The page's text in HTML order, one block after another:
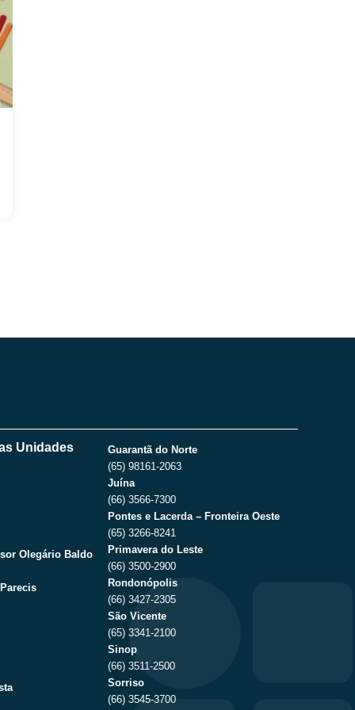
Unidades
Olegário Baldo
Guarantã do Norte
(65) 98161-2063
Juína
(66) 3566-7300
Pontes e Lacerda – Fronteira Oeste
(65) 3266-8241
Primavera do Leste
(66) 3500-2900
Rondonópolis
(66) 3427-2305
São Vicente
(65) 3341-2100
Sinop
(66) 3511-2500
Sorriso
(66) 3545-3700